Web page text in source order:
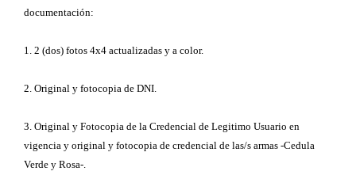
documentación:
1. 2 (dos) fotos 4x4 actualizadas y a color.
2. Original y fotocopia de DNI.
3. Original y Fotocopia de la Credencial de Legitimo Usuario en
vigencia y original y fotocopia de credencial de las/s armas -Cedula
Verde y Rosa-.